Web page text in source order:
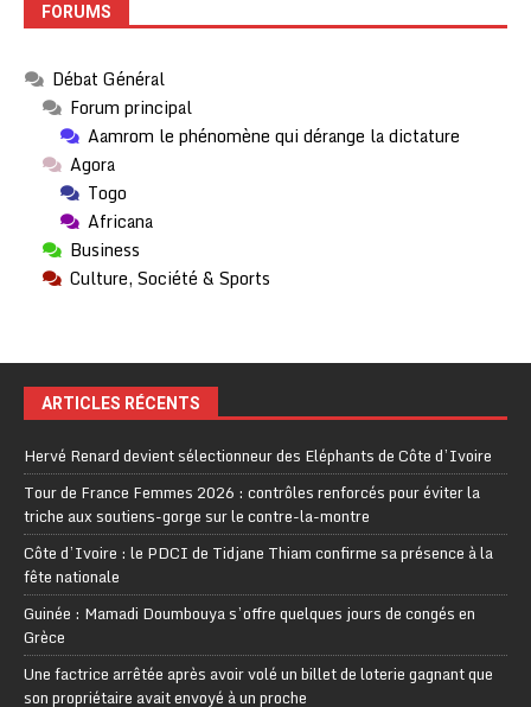
FORUMS
Débat Général
Forum principal
Aamrom le phénomène qui dérange la dictature
Agora
Togo
Africana
Business
Culture, Société & Sports
ARTICLES RÉCENTS
Hervé Renard devient sélectionneur des Eléphants de Côte d’Ivoire
Tour de France Femmes 2026 : contrôles renforcés pour éviter la
triche aux soutiens-gorge sur le contre-la-montre
Côte d’Ivoire : le PDCI de Tidjane Thiam confirme sa présence à la
fête nationale
Guinée : Mamadi Doumbouya s’offre quelques jours de congés en
Grèce
Une factrice arrêtée après avoir volé un billet de loterie gagnant que
son propriétaire avait envoyé à un proche